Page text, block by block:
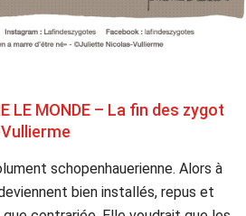
LE MONDE – La fin des zygot
schopenhauerienne. Alors à
bien installés, repus et